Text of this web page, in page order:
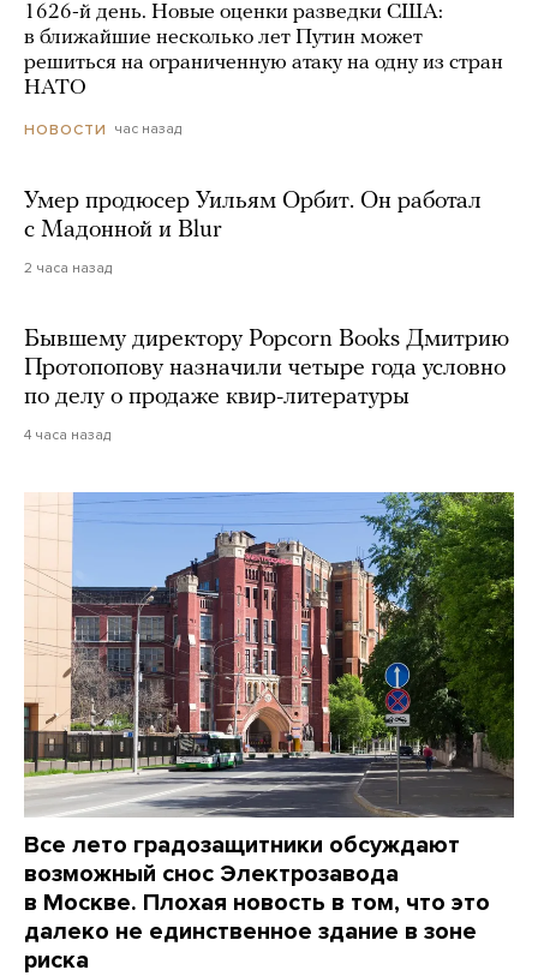
1626-й день. Новые оценки разведки США:
в ближайшие несколько лет Путин может
решиться на ограниченную атаку на одну из стран
НАТО
НОВОСТИ час назад
Умер продюсер Уильям Орбит. Он работал
с Мадонной и Blur
2 часа назад
Бывшему директору Popcorn Books Дмитрию
Протопопову назначили четыре года условно
по делу о продаже квир-литературы
4 часа назад
Все лето градозащитники обсуждают
возможный снос Электрозавода
в Москве. Плохая новость в том, что это
далеко не единственное здание в зоне
риска